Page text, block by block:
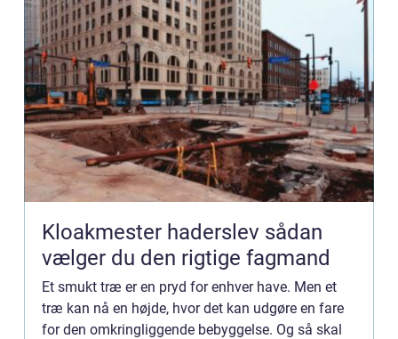
Kloakmester haderslev sådan
vælger du den rigtige fagmand
Et smukt træ er en pryd for enhver have. Men et
træ kan nå en højde, hvor det kan udgøre en fare
for den omkringliggende bebyggelse. Og så skal